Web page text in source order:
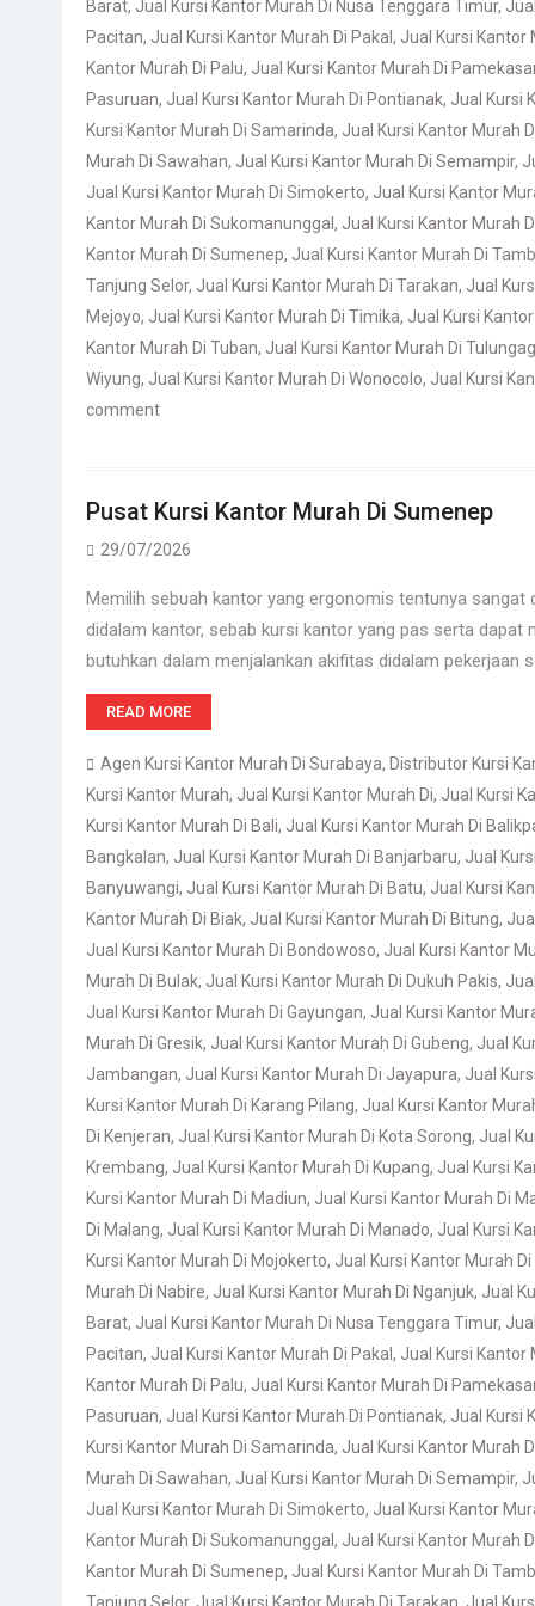
Barat, Jual Kursi Kantor Murah Di Nusa Tenggara Timur,
Pacitan, Jual Kursi Kantor Murah Di Pakal , Jual Kursi Kantor
Kantor Murah Di Palu, Jual Kursi Kantor Murah Di
Pasuruan, Jual Kursi Kantor Murah Di Pontianak, Jual Kursi
Kursi Kantor Murah Di Samarinda, Jual Kursi Kantor Murah
Murah Di Sawahan, Jual Kursi Kantor Murah Di Semampir,
Jual Kursi Kantor Murah Di Simokerto, Jual Kursi Kantor
Kantor Murah Di Sukomanunggal , Jual Kursi Kantor Murah
Kantor Murah Di Sumenep, Jual Kursi Kantor Murah Di
Tanjung Selor, Jual Kursi Kantor Murah Di Tarakan, Jual
Mejoyo, Jual Kursi Kantor Murah Di Timika, Jual Kursi
Kantor Murah Di Tuban, Jual Kursi Kantor Murah Di
Wiyung, Jual Kursi Kantor Murah Di Wonocolo, Jual Kursi
comment
Pusat Kursi Kantor Murah Di Sumenep
29/07/2026
Memilih sebuah kantor yang ergonomis tentunya
didalam kantor, sebab kursi kantor yang pas serta
butuhkan dalam menjalankan akifitas didalam pekerjaan
READ MORE
Agen Kursi Kantor Murah Di Surabaya, Distributor Kursi
Kursi Kantor Murah, Jual Kursi Kantor Murah Di, Jual Kursi
Kursi Kantor Murah Di Bali, Jual Kursi Kantor Murah Di
Bangkalan, Jual Kursi Kantor Murah Di Banjarbaru, Jual
Banyuwangi, Jual Kursi Kantor Murah Di Batu, Jual Kursi
Kantor Murah Di Biak, Jual Kursi Kantor Murah Di Bitung,
Jual Kursi Kantor Murah Di Bondowoso, Jual Kursi Kantor
Murah Di Bulak, Jual Kursi Kantor Murah Di Dukuh Pakis,
Jual Kursi Kantor Murah Di Gayungan, Jual Kursi Kantor
Murah Di Gresik, Jual Kursi Kantor Murah Di Gubeng, Jual
Jambangan, Jual Kursi Kantor Murah Di Jayapura, Jual
Kursi Kantor Murah Di Karang Pilang, Jual Kursi Kantor
Di Kenjeran, Jual Kursi Kantor Murah Di Kota Sorong, Jual
Krembang, Jual Kursi Kantor Murah Di Kupang, Jual Kursi
Kursi Kantor Murah Di Madiun, Jual Kursi Kantor Murah Di
Di Malang, Jual Kursi Kantor Murah Di Manado, Jual Kursi
Kursi Kantor Murah Di Mojokerto, Jual Kursi Kantor Murah
Murah Di Nabire, Jual Kursi Kantor Murah Di Nganjuk, Jual
Barat, Jual Kursi Kantor Murah Di Nusa Tenggara Timur,
Pacitan, Jual Kursi Kantor Murah Di Pakal , Jual Kursi Kantor
Kantor Murah Di Palu, Jual Kursi Kantor Murah Di
Pasuruan, Jual Kursi Kantor Murah Di Pontianak, Jual Kursi
Kursi Kantor Murah Di Samarinda, Jual Kursi Kantor Murah
Murah Di Sawahan, Jual Kursi Kantor Murah Di Semampir,
Jual Kursi Kantor Murah Di Simokerto, Jual Kursi Kantor
Kantor Murah Di Sukomanunggal , Jual Kursi Kantor Murah
Kantor Murah Di Sumenep, Jual Kursi Kantor Murah Di